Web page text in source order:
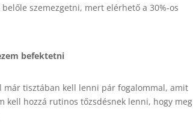
szemezgetni, mert elérhető a 30%-os
befektetni
már tisztában kell lenni pár fogalommal, amit
kell hozzá rutinos tőzsdésnek lenni, hogy meg